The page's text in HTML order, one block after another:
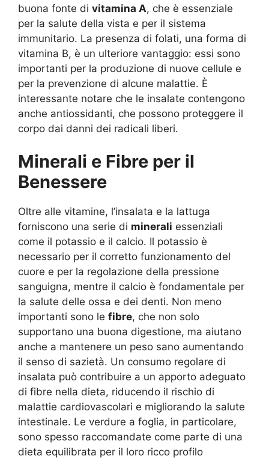
buona fonte di vitamina A, che è essenziale
per la salute della vista e per il sistema
immunitario. La presenza di folati, una forma di
vitamina B, è un ulteriore vantaggio: essi sono
importanti per la produzione di nuove cellule e
per la prevenzione di alcune malattie. È
interessante notare che le insalate contengono
anche antiossidanti, che possono proteggere il
corpo dai danni dei radicali liberi.
Minerali e Fibre per il
Benessere
Oltre alle vitamine, l’insalata e la lattuga
forniscono una serie di minerali essenziali
come il potassio e il calcio. Il potassio è
necessario per il corretto funzionamento del
cuore e per la regolazione della pressione
sanguigna, mentre il calcio è fondamentale per
la salute delle ossa e dei denti. Non meno
importanti sono le fibre, che non solo
supportano una buona digestione, ma aiutano
anche a mantenere un peso sano aumentando
il senso di sazietà. Un consumo regolare di
insalata può contribuire a un apporto adeguato
di fibre nella dieta, riducendo il rischio di
malattie cardiovascolari e migliorando la salute
intestinale. Le verdure a foglia, in particolare,
sono spesso raccomandate come parte di una
dieta equilibrata per il loro ricco profilo